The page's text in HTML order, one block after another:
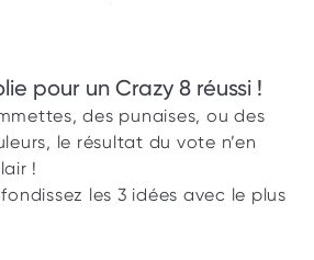
pour un Crazy 8 réussi !
des punaises, ou des
le résultat du vote n’en
!
les 3 idées avec le plus